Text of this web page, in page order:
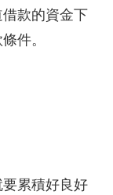
款的資金下
件。
累積好良好